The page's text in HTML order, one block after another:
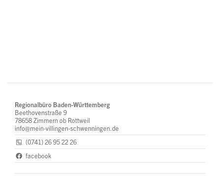
Regionalbüro Baden-Württemberg
Beethovenstraße 9
78658 Zimmern ob Rottweil
info@mein-villingen-schwenningen.de
(0741) 26 95 22 26
facebook